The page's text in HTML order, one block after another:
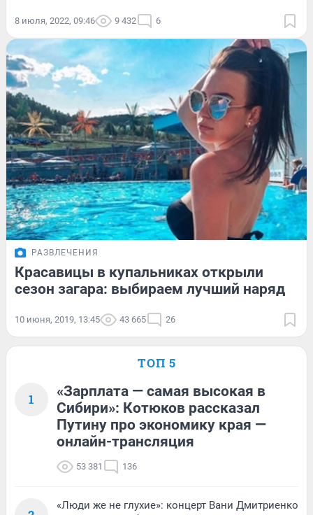
8 июля, 2022, 09:46 9 432 6
РАЗВЛЕЧЕНИЯ
Красавицы в купальниках открыли
сезон загара: выбираем лучший наряд
10 июня, 2019, 13:45 43 665 26
ТОП 5
1
«Зарплата — самая высокая в
Сибири»: Котюков рассказал
Путину про экономику края —
онлайн-трансляция
53 381 136
«Люди же не глухие»: концерт Вани Дмитриенко